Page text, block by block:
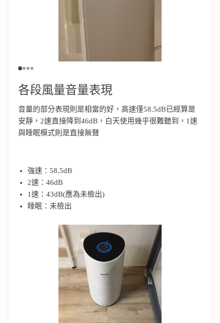
各段風量音量表現
音量的部分表現則是相當的好，高速僅58.5dB已經算是
安靜，2速直接降到46dB，白天使用幾乎很難聽到，1速
與睡眠模式則是直接無聲
強速：58.5dB
2速：46dB
1速：43dB(應為未檢出)
睡眠：未檢出